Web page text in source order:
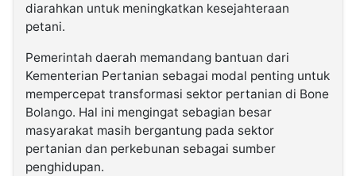
diarahkan untuk meningkatkan kesejahteraan
petani.
Pemerintah daerah memandang bantuan dari
Kementerian Pertanian sebagai modal penting untuk
mempercepat transformasi sektor pertanian di Bone
Bolango. Hal ini mengingat sebagian besar
masyarakat masih bergantung pada sektor
pertanian dan perkebunan sebagai sumber
penghidupan.